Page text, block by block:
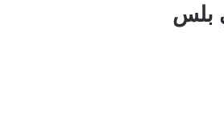
بلس